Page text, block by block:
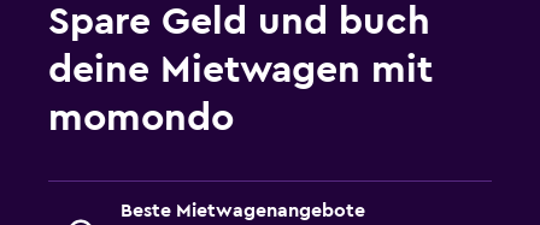
Spare Geld und buch
deine Mietwagen mit
momondo
Beste Mietwagenangebote